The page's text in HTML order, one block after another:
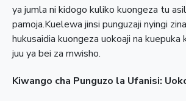
ya jumla ni kidogo kuliko kuongeza tu
pamoja.Kuelewa jinsi punguzaji nyingi
hukusaidia kuongeza uokoaji na kuepuka
juu ya bei za mwisho.
Kiwango cha Punguzo la Ufanisi: